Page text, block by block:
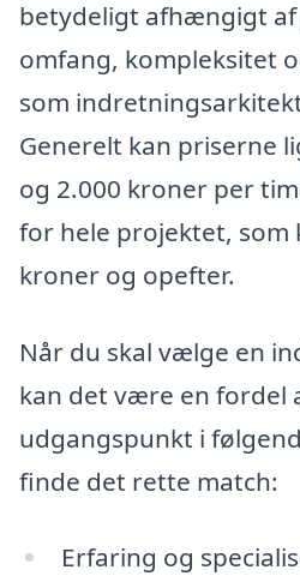
betydeligt afhængigt
omfang, kompleksitet
som
Generelt kan priserne
og 2.000 kroner per
for hele projektet, som
kroner og opefter.
Når du skal vælge en
kan det være en fordel
udgangspunkt i
finde det rette match:
Erfaring og